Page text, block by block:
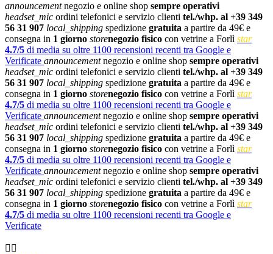
announcementnegozio e online shop sempre operativi
headset_mic ordini telefonici e servizio clienti tel./whp. al +39 349
56 31 907 local_shipping spedizione gratuita a partire da 49€ e
consegna in 1 giorno storenegozio fisico con vetrine a Forlì star
4.7/5 di media su oltre 1100 recensioni recenti tra Google e
Verificate announcementnegozio e online shop sempre operativi
headset_mic ordini telefonici e servizio clienti tel./whp. al +39 349
56 31 907 local_shipping spedizione gratuita a partire da 49€ e
consegna in 1 giorno storenegozio fisico con vetrine a Forlì star
4.7/5 di media su oltre 1100 recensioni recenti tra Google e
Verificate announcementnegozio e online shop sempre operativi
headset_mic ordini telefonici e servizio clienti tel./whp. al +39 349
56 31 907 local_shipping spedizione gratuita a partire da 49€ e
consegna in 1 giorno storenegozio fisico con vetrine a Forlì star
4.7/5 di media su oltre 1100 recensioni recenti tra Google e
Verificate announcementnegozio e online shop sempre operativi
headset_mic ordini telefonici e servizio clienti tel./whp. al +39 349
56 31 907 local_shipping spedizione gratuita a partire da 49€ e
consegna in 1 giorno storenegozio fisico con vetrine a Forlì star
4.7/5 di media su oltre 1100 recensioni recenti tra Google e
Verificate
